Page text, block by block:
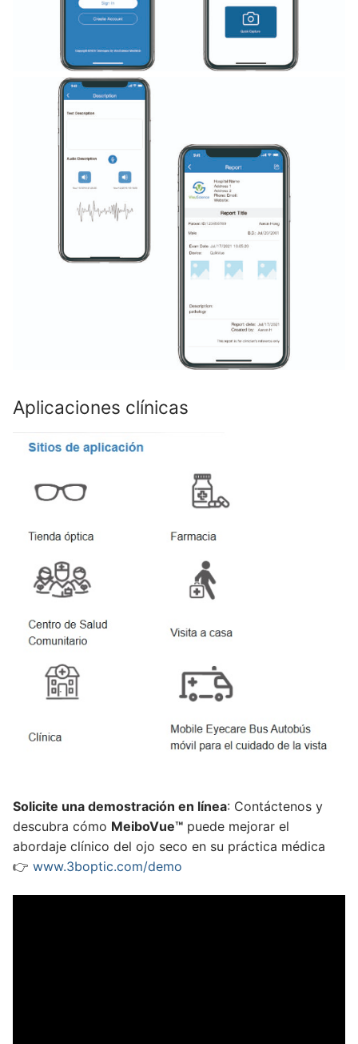
Aplicaciones clínicas
Solicite una demostración en línea: Contáctenos y
descubra cómo MeiboVue™ puede mejorar el
abordaje clínico del ojo seco en su práctica médica
👉 www.3boptic.com/demo